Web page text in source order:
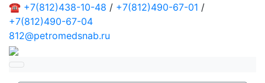
☎ +7(812)438-10-48 / +7(812)490-67-01 /
+7(812)490-67-04
812@petromedsnab.ru